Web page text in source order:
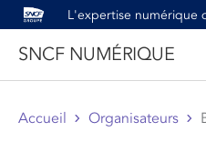
L'expertise numérique
SNCF NUMÉRIQUE
Accueil Organisateurs